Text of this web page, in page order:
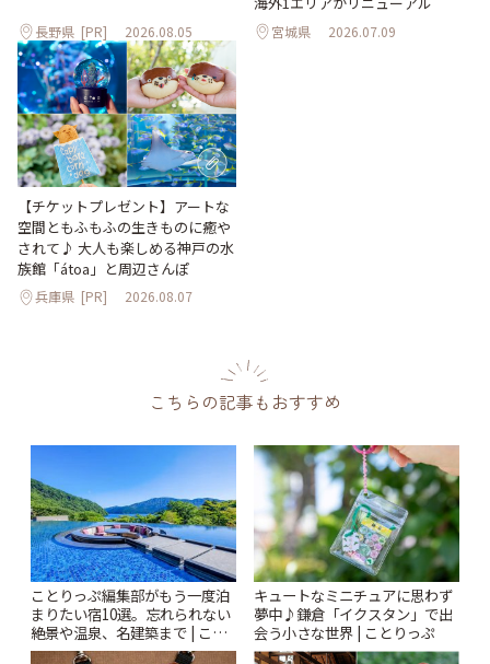
長野県 [PR] 2026.08.05 宮城県 2026.07.09
【チケットプレゼント】アートな
空間ともふもふの生きものに癒や
されて♪ 大人も楽しめる神戸の水
族館「átoa」と周辺さんぽ
兵庫県 [PR] 2026.08.07
こちらの記事もおすすめ
ことりっぷ編集部がもう一度泊
まりたい宿10選。忘れられない
絶景や温泉、名建築まで | こと
りっぷ
キュートなミニチュアに思わず
夢中♪鎌倉「イクスタン」で出
会う小さな世界 | ことりっぷ